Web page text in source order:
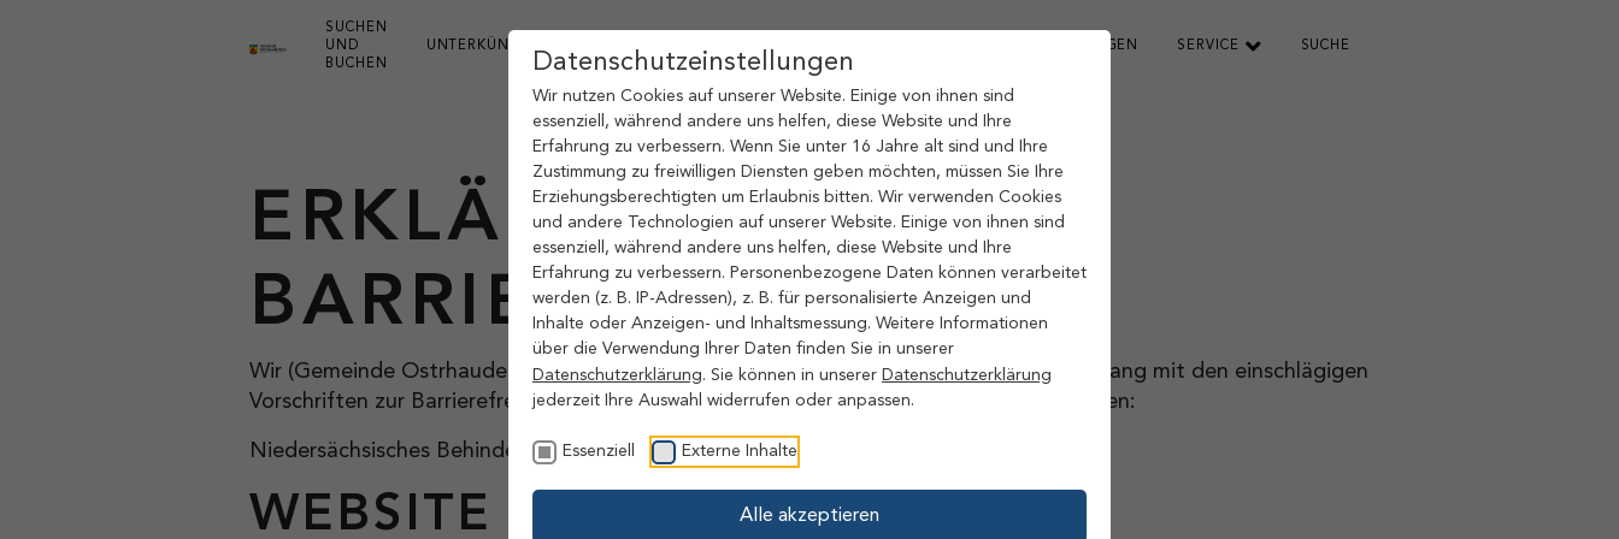
SUCHEN
UND
BUCHEN
UNTERKÜNFTE VERANSTALTUNGEN SERVICE SUCHE
ERKLÄRUNG ZUR
BARRIEREFREIHEIT
Wir (Gemeinde Ostrhauderfehn) als Websitebetreiber sind bemüht, die Website in Einklang mit den einschlägigen
Vorschriften zur Barrierefreiheit zu gestalten. Für uns gelten folgende Rechtsvorschriften:
Niedersächsisches Behindertengleichstellungsgesetz (NBGG)
WEBSITE
Datenschutzeinstellungen
Wir nutzen Cookies auf unserer Website. Einige von ihnen sind
essenziell, während andere uns helfen, diese Website und Ihre
Erfahrung zu verbessern. Wenn Sie unter 16 Jahre alt sind und Ihre
Zustimmung zu freiwilligen Diensten geben möchten, müssen Sie Ihre
Erziehungsberechtigten um Erlaubnis bitten. Wir verwenden Cookies
und andere Technologien auf unserer Website. Einige von ihnen sind
essenziell, während andere uns helfen, diese Website und Ihre
Erfahrung zu verbessern. Personenbezogene Daten können verarbeitet
werden (z. B. IP-Adressen), z. B. für personalisierte Anzeigen und
Inhalte oder Anzeigen- und Inhaltsmessung. Weitere Informationen
über die Verwendung Ihrer Daten finden Sie in unserer
Datenschutzerklärung. Sie können in unserer Datenschutzerklärung
jederzeit Ihre Auswahl widerrufen oder anpassen.
Essenziell Externe Inhalte
Alle akzeptieren